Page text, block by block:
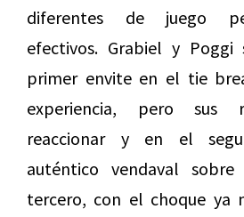
diferentes de juego
efectivos. Grabiel y
primer envite en el tie
experiencia, pero sus
reaccionar y en el
auténtico vendaval
tercero, con el choque ya